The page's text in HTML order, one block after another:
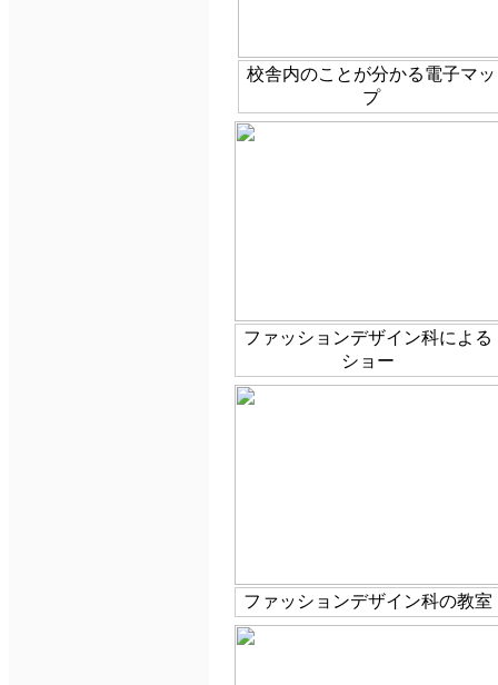
校舎内のことが分かる電子マッ
プ
ファッションデザイン科による
ショー
ファッションデザイン科の教室